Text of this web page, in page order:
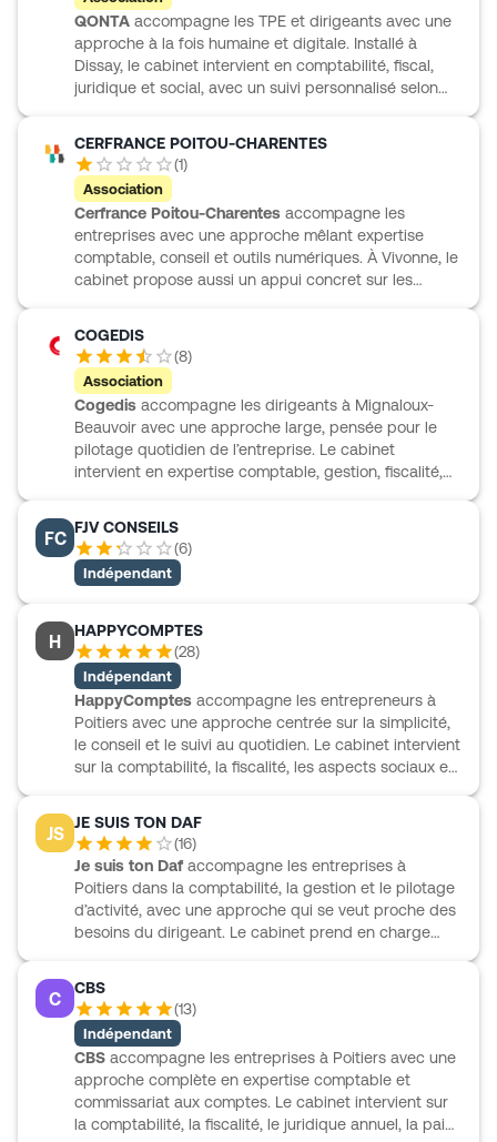
QONTA accompagne les TPE et dirigeants avec une
approche à la fois humaine et digitale. Installé à
Dissay, le cabinet intervient en comptabilité, fiscal,
juridique et social, avec un suivi personnalisé selon
commerçants, professions libérales et acteurs de
l’immobilier, avec des accompagnements adaptés à
chaque activité. Le cabinet s’appuie aussi sur des
outils comme MyUnisoft et Axonaut pour faciliter la
gestion au quotidien. Une structure à taille humaine,
attentive, réactive et tournée vers l’accompagnement
concret des chefs d’entreprise.
CERFRANCE POITOU-CHARENTES
(1)
Association
Cerfrance Poitou-Charentes accompagne les
entreprises avec une approche mêlant expertise
comptable, conseil et outils numériques. À Vivonne, le
cabinet propose aussi un appui concret sur les
de facture électronique et des solutions
complémentaires en informatique et conseil digital.
L’accompagnement se veut proche du terrain, à
travers des webinaires, ateliers pratiques et parcours
e-formation. Cerfrance Poitou-Charentes intervient
également sur des sujets liés à l’agriculture et à
l’environnement, notamment pour la gestion du
COGEDIS
(8)
Association
Cogedis accompagne les dirigeants à Mignaloux-
Beauvoir avec une approche large, pensée pour le
pilotage quotidien de l’entreprise. Le cabinet
intervient en expertise comptable, gestion, fiscalité,
s’adresse à des profils variés, notamment TPE, PME,
artisans, commerçants, professions libérales,
agriculteurs, associations et start-ups. Cogedis
facturation électronique, pour aider les entreprises à
anticiper cette évolution. Chaque client bénéficie d’un
suivi régulier, d’un interlocuteur unique et d’outils
digitaux pour gérer son activité avec plus de
simplicité.
FC
FJV CONSEILS
(6)
Indépendant
H
HAPPYCOMPTES
(28)
Indépendant
HappyComptes accompagne les entrepreneurs à
Poitiers avec une approche centrée sur la simplicité,
le conseil et le suivi au quotidien. Le cabinet intervient
sur la comptabilité, la fiscalité, les aspects sociaux et
s’adresse aussi aux professionnels de santé, aux
porteurs de projets immobiliers ainsi qu’aux créateurs
et repreneurs d’entreprise. L’équipe met en avant un
accompagnement personnalisé, des échanges de
proximité et des solutions digitales modernes, avec
un espace client facilitant la transmission et l’accès
JS
JE SUIS TON DAF
(16)
Je suis ton Daf accompagne les entreprises à
Poitiers dans la comptabilité, la gestion et le pilotage
d’activité, avec une approche qui se veut proche des
besoins du dirigeant. Le cabinet prend en charge
l’année pour aider à exploiter les données
comptables dans le pilotage de l’entreprise. Son
accompagnement couvre également la paie et les
déclarations sociales, le secrétariat juridique, la
création et la transmission, ainsi que les outils de
gestion, l’audit des systèmes d’information et le
support informatique.
C
CBS
(13)
Indépendant
CBS accompagne les entreprises à Poitiers avec une
approche complète en expertise comptable et
commissariat aux comptes. Le cabinet intervient sur
la comptabilité, la fiscalité, le juridique annuel, la paie